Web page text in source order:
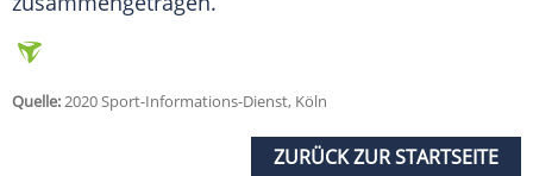
Quelle:2020 Sport-Informations-Dienst, Köln
ZURÜCK ZUR STARTSEITE